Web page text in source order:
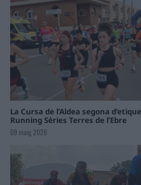
La Cursa de l’Aldea segona
Running Sèries Terres de l’Ebre
09 maig 2026